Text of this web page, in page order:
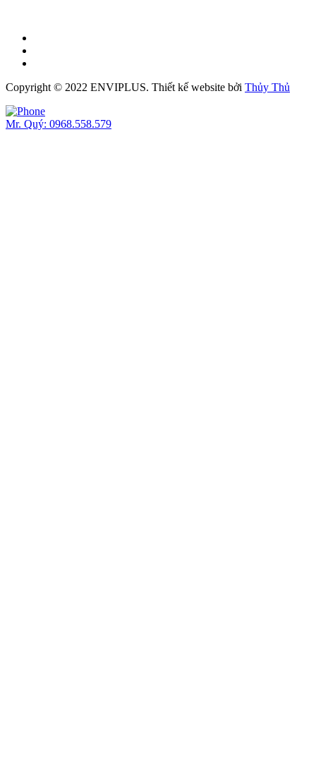
Copyright © 2022 ENVIPLUS. Thiết kế website bởi Thủy Thủ
Mr. Quý: 0968.558.579